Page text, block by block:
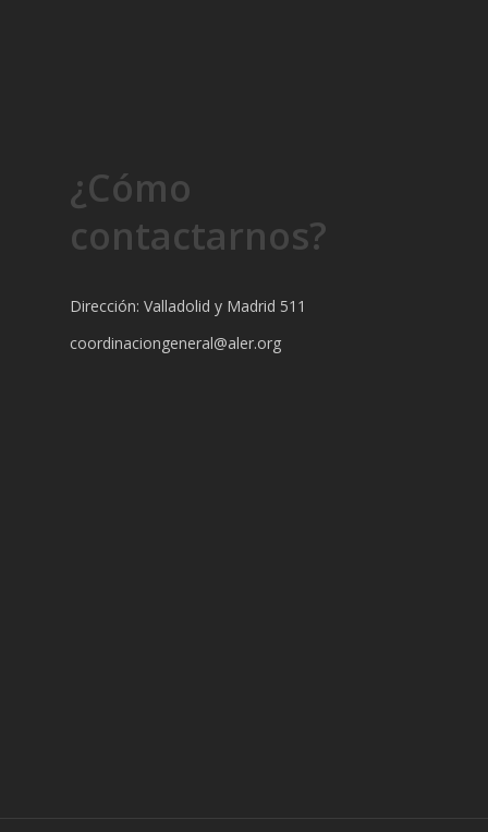
¿Cómo
contactarnos?
Dirección: Valladolid y Madrid 511
coordinaciongeneral@aler.org